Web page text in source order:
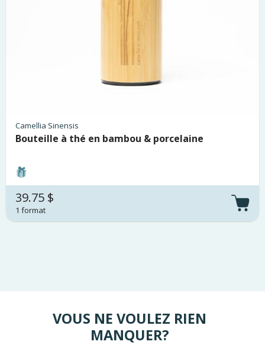
Camellia Sinensis
Bouteille à thé en bambou & porcelaine
39.75 $
1 format
VOUS NE VOULEZ RIEN
MANQUER?